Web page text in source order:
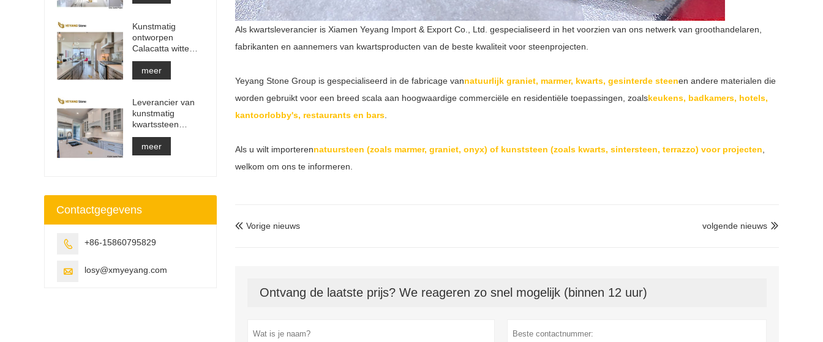
Als kwartsleverancier is Xiamen Yeyang Import & Export Co., Ltd. gespecialiseerd in het voorzien van ons netwerk van groothandelaren,
fabrikanten en aannemers van kwartsproducten van de beste kwaliteit voor steenprojecten.
Yeyang Stone Group is gespecialiseerd in de fabricage vannatuurlijk graniet, marmer, kwarts, gesinterde steenen andere materialen die
worden gebruikt voor een breed scala aan hoogwaardige commerciële en residentiële toepassingen, zoalskeukens, badkamers, hotels,
kantoorlobby's, restaurants en bars
Als u wilt importerennatuursteen (zoals marmer, graniet, onyx) of kunststeen (zoals kwarts, sintersteen, terrazzo) voor projecten
welkom om ons te informeren.
 Vorige nieuws 
volgende nieuws
Ontvang de laatste prijs? We reageren zo snel mogelijk (binnen 12 uur)
Kunstmatig
ontworpen
Calacatta witte
kwartsstenen
aanrecht en
ijdelheidsblad en
meer
Leverancier van
kunstmatig
kwartssteen
massief oppervlak
bouwmateriaal
meer
Contactgegevens
 +86-15860795829
 losy@xmyeyang.com